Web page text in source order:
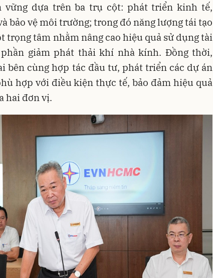
vững dựa trên ba trụ cột: phát triển kinh tế,
bảo vệ môi trường; trong đó năng lượng tái tạo
trọng tâm nhằm nâng cao hiệu quả sử dụng tài
giảm phát thải khí nhà kính. Đồng thời,
bên cùng hợp tác đầu tư, phát triển các dự án
hợp với điều kiện thực tế, bảo đảm hiệu quả
hai đơn vị.